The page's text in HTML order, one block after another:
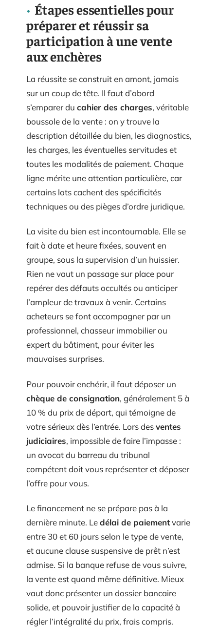
Étapes essentielles pour
préparer et réussir sa
participation à une vente
aux enchères
La réussite se construit en amont, jamais
sur un coup de tête. Il faut d’abord
s’emparer du cahier des charges, véritable
boussole de la vente : on y trouve la
description détaillée du bien, les diagnostics,
les charges, les éventuelles servitudes et
toutes les modalités de paiement. Chaque
ligne mérite une attention particulière, car
certains lots cachent des spécificités
techniques ou des pièges d’ordre juridique.
La visite du bien est incontournable. Elle se
fait à date et heure fixées, souvent en
groupe, sous la supervision d’un huissier.
Rien ne vaut un passage sur place pour
repérer des défauts occultés ou anticiper
l’ampleur de travaux à venir. Certains
acheteurs se font accompagner par un
professionnel, chasseur immobilier ou
expert du bâtiment, pour éviter les
mauvaises surprises.
Pour pouvoir enchérir, il faut déposer un
chèque de consignation, généralement 5 à
10 % du prix de départ, qui témoigne de
votre sérieux dès l’entrée. Lors desventes
judiciaires, impossible de faire l’impasse :
un avocat du barreau du tribunal
compétent doit vous représenter et déposer
l’offre pour vous.
Le financement ne se prépare pas à la
dernière minute. Ledélai de paiementvarie
entre 30 et 60 jours selon le type de vente,
et aucune clause suspensive de prêt n’est
admise. Si la banque refuse de vous suivre,
la vente est quand même définitive. Mieux
vaut donc présenter un dossier bancaire
solide, et pouvoir justifier de la capacité à
régler l’intégralité du prix, frais compris.